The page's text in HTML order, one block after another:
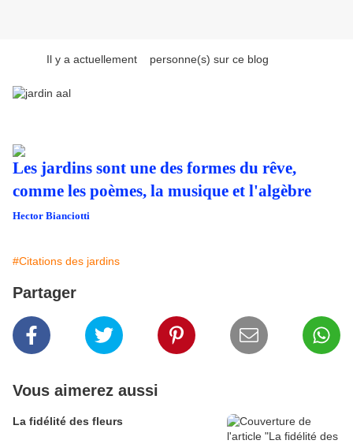
Il y a actuellementpersonne(s) sur ce blog
Les jardins sont une des formes du rêve,
comme les poèmes, la musique et l'algèbre
Hector Bianciotti
#Citations des jardins
Partager
Vous aimerez aussi
La fidélité des fleurs